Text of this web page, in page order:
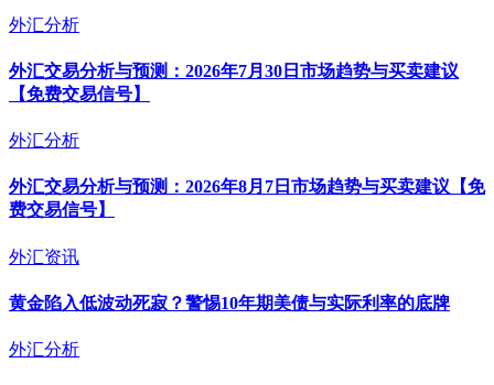
外汇分析
外汇交易分析与预测：2026年7月30日市场趋势与买卖建议
【免费交易信号】
外汇分析
外汇交易分析与预测：2026年8月7日市场趋势与买卖建议【免
费交易信号】
外汇资讯
黄金陷入低波动死寂？警惕10年期美债与实际利率的底牌
外汇分析